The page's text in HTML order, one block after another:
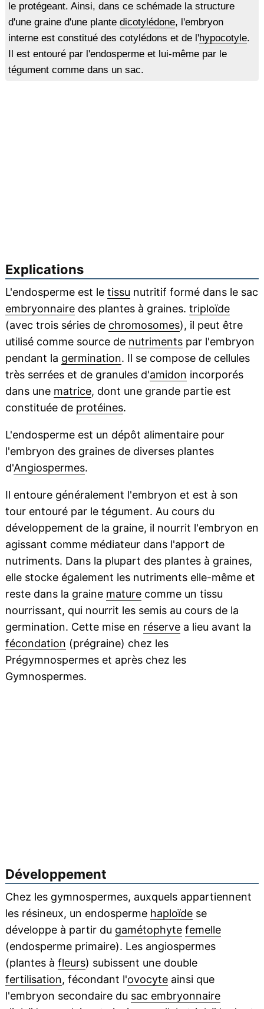
le protégeant. Ainsi, dans ce schémade la structure
d'une graine d'une plante dicotylédone, l'embryon
interne est constitué des cotylédons et de l'hypocotyle.
Il est entouré par l'endosperme et lui-même par le
tégument comme dans un sac.
Explications
L'endosperme est le tissu nutritif formé dans le sac
embryonnairedes plantes à graines. triploïde
(avec trois séries de chromosomes), il peut être
utilisé comme source de nutrimentspar l'embryon
pendant la germination. Il se compose de cellules
très serrées et de granules d'amidon incorporés
dans une matrice, dont une grande partie est
constituée de protéines.
L'endosperme est un dépôt alimentaire pour
l'embryon des graines de diverses plantes
d'Angiospermes.
Il entoure généralement l'embryon et est à son
tour entouré par le tégument. Au cours du
développement de la graine, il nourrit l'embryon en
agissant comme médiateur dans l'apport de
nutriments. Dans la plupart des plantes à graines,
elle stocke également les nutriments elle-même et
reste dans la graine maturecomme un tissu
nourrissant, qui nourrit les semis au cours de la
germination. Cette mise en réservea lieu avant la
fécondation (prégraine) chez les
Prégymnospermes et après chez les
Gymnospermes.
Développement
Chez les gymnospermes, auxquels appartiennent
les résineux, un endosperme haploïdese
développe à partir du gamétophyte femelle
(endosperme primaire). Les angiospermes
(plantes à fleurs) subissent une double
fertilisation, fécondant l'ovocyteainsi que
l'embryon secondaire du sac embryonnaire